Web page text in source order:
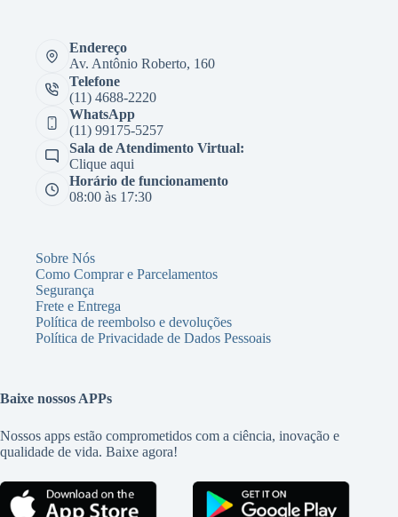
Endereço
Av. Antônio Roberto, 160
Telefone
(11) 4688-2220
WhatsApp
(11) 99175-5257
Sala de Atendimento Virtual:
Clique aqui
Horário de funcionamento
08:00 às 17:30
Sobre Nós
Como Comprar e Parcelamentos
Segurança
Frete e Entrega
Política de reembolso e devoluções
Política de Privacidade de Dados Pessoais
Baixe nossos APPs
Nossos apps estão comprometidos com a ciência, inovação e
qualidade de vida. Baixe agora!